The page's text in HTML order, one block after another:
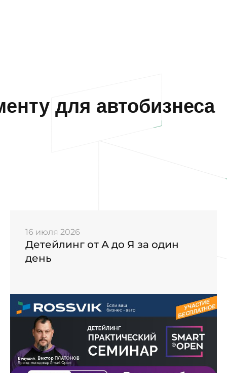
для автобизнеса
16 июля 2026
Детейлинг от А до Я за один
день